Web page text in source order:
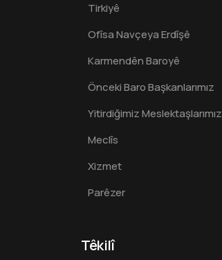
Tirkiyê
Ofîsa Navçeya Erdîşê
Karmendên Baroyê
Önceki Baro Başkanlarımız
Yitirdiğimiz Meslektaşlarımız
Meclîs
Xizmet
Parêzer
Têkilî